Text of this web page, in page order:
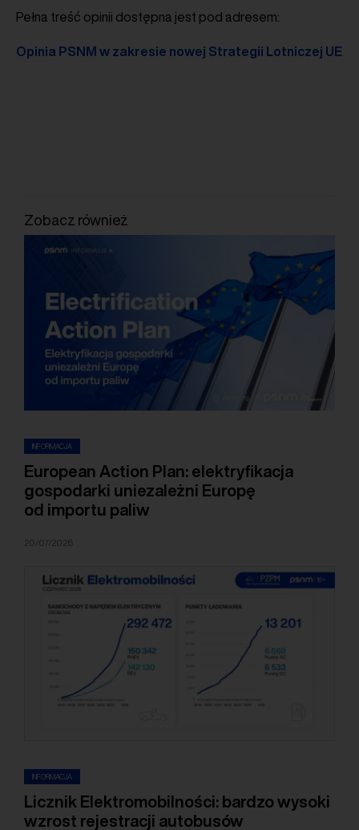
Pełna treść opinii dostępna jest pod adresem:
Opinia PSNM w zakresie nowej Strategii Lotniczej UE
Zobacz również
INFORMACJA
European Action Plan: elektryfikacja
gospodarki uniezależni Europę
od importu paliw
20/07/2026
INFORMACJA
Licznik Elektromobilności: bardzo wysoki
wzrost rejestracji autobusów